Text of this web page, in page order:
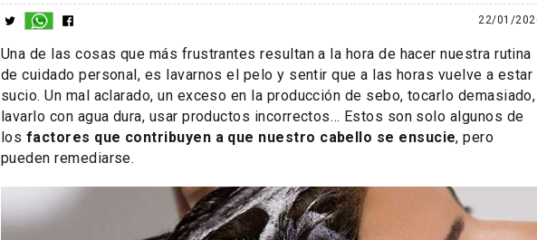
22/01/
Una de las cosas que más frustrantes resultan a la hora de hacer nuestra rutina
de cuidado personal, es lavarnos el pelo y sentir que a las horas vuelve a estar
sucio. Un mal aclarado, un exceso en la producción de sebo, tocarlo demasiado,
lavarlo con agua dura, usar productos incorrectos… Estos son solo algunos de
los factores que contribuyen a que nuestro cabello se ensucie, pero
pueden remediarse.